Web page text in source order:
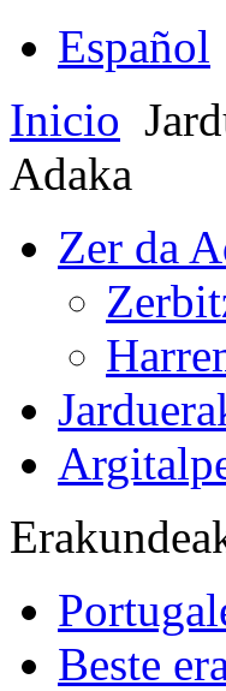
Español
Inicio
Adaka
Zer da
Beste